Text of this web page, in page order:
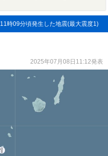
11時09分頃発生した地震(最大震度1)
2025年07月08日11:12発表